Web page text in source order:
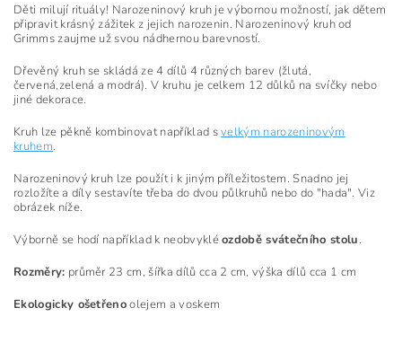
Děti milují rituály! Narozeninový kruh je výbornou možností, jak dětem
připravit krásný zážitek z jejich narozenin. Narozeninový kruh od
Grimms zaujme už svou nádhernou barevností.
Dřevěný kruh se skládá ze 4 dílů 4 různých barev (žlutá,
červená,zelená a modrá). V kruhu je celkem 12 důlků na svíčky nebo
jiné dekorace.
Kruh lze pěkně kombinovat například svelkým narozeninovým
kruhem.
Narozeninový kruh lze použít i k jiným příležitostem. Snadno jej
rozložíte a díly sestavíte třeba do dvou půlkruhů nebo do "hada". Viz
obrázek níže.
Výborně se hodí například k neobvykléozdobě svátečního stolu.
Rozměry: průměr 23 cm, šířka dílů cca 2 cm, výška dílů cca 1 cm
Ekologicky ošetřenoolejem a voskem